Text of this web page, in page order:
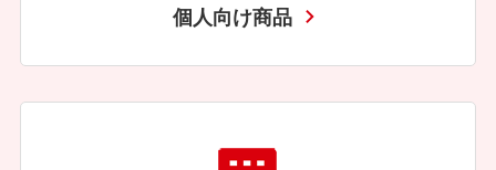
個人向け商品